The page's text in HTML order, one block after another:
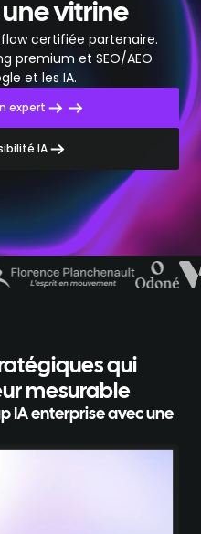
vitrine
certifiée partenaire.
premium et SEO/AEO
et les IA.
expert
IA
qui
mesurable
IA enterprise avec une